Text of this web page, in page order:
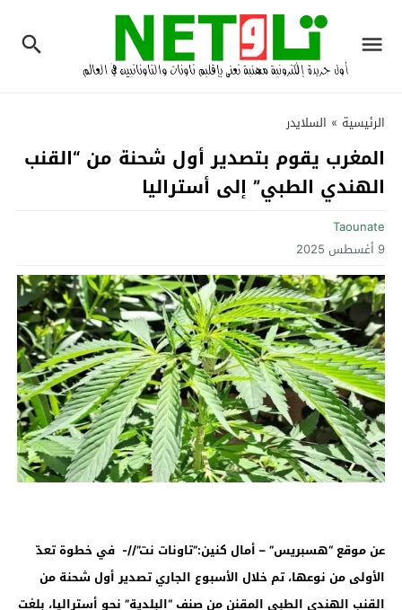
الرئيسية » السلايدر
المغرب يقوم بتصدير أول شحنة من “القنب
الهندي الطبي” إلى أستراليا
Taounate
9 أغسطس 2025
عن موقع “هسبريس” – أمال كنين:”تاونات نت”//- في خطوة تعدّ
الأولى من نوعها، تم خلال الأسبوع الجاري تصدير أول شحنة من
القنب الهندي الطبي المقنن من صنف “البلدية” نحو أستراليا، بلغت